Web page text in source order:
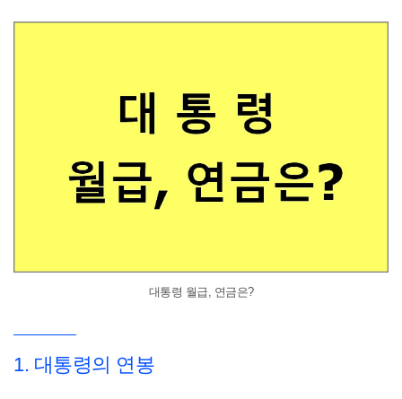
대통령 월급, 연금은?
1. 대통령의 연봉